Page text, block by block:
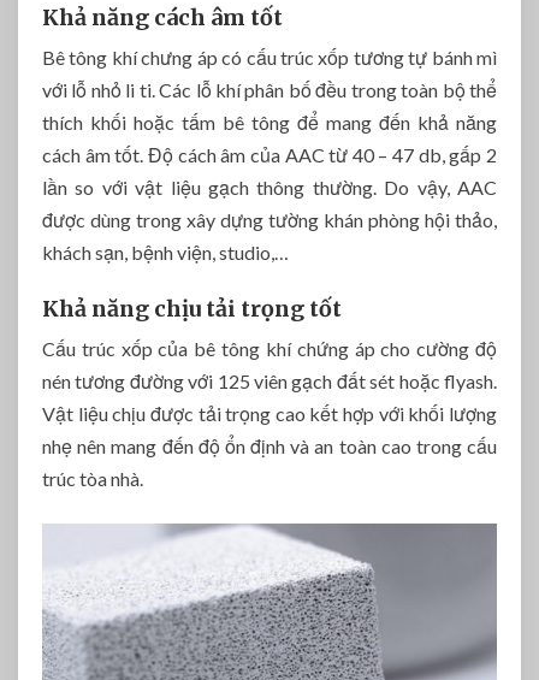
Khả năng cách âm tốt
Bê tông khí chưng áp có cấu trúc xốp tương tự bánh mì
với lỗ nhỏ li ti. Các lỗ khí phân bố đều trong toàn bộ thể
thích khối hoặc tấm bê tông để mang đến khả năng
cách âm tốt. Độ cách âm của AAC từ 40 – 47 db, gấp 2
lần so với vật liệu gạch thông thường. Do vậy, AAC
được dùng trong xây dựng tường khán phòng hội thảo,
khách sạn, bệnh viện, studio,…
Khả năng chịu tải trọng tốt
Cấu trúc xốp của bê tông khí chứng áp cho cường độ
nén tương đường với 125 viên gạch đất sét hoặc flyash.
Vật liệu chịu được tải trọng cao kết hợp với khối lượng
nhẹ nên mang đến độ ổn định và an toàn cao trong cấu
trúc tòa nhà.